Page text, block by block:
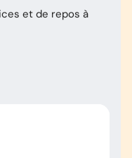
et de repos à